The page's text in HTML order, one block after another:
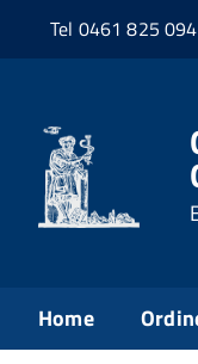
Tel 0461 825 094
Home